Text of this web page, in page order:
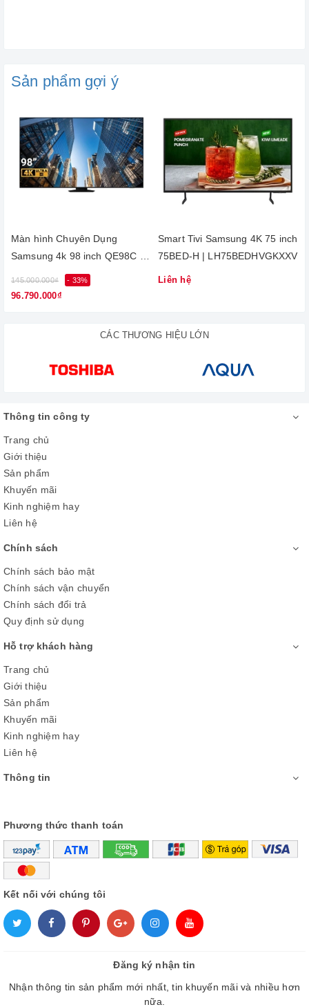
1. Chế Độ Art Mode
thuật lên Q68R, ngay cả khi TV đang tắt.
2. Art Store
Đắm chìm trong kho tác phẩm nghệ thuật danh tiếng, luôn có
sẵn trên Art Store của Samsung QLED TV Q68R.
Phát triển độc quyền bởi Samsung, công nghệ Quantum Dot
tái tạo hoàn hảo 100% dải sắc màu rực rỡ, cho mọi khung hình
Sản phẩm gợi ý
Màn hình Chuyên Dụng
Samsung 4k 98 inch QE98C |
LH98QECELGCXXV
145.000.000₫ - 33%
96.790.000₫
Smart Tivi Samsung 4K 75 inch
75BED-H | LH75BEDHVGKXXV
Liên hệ
CÁC THƯƠNG HIỆU LỚN
Thông tin công ty
Trang chủ
Giới thiệu
Sản phẩm
Khuyến mãi
Kinh nghiệm hay
Liên hệ
Chính sách
Chính sách bảo mật
Chính sách vận chuyển
Chính sách đổi trả
Quy định sử dụng
Hỗ trợ khách hàng
Trang chủ
Giới thiệu
Sản phẩm
Khuyến mãi
Kinh nghiệm hay
Liên hệ
Thông tin
Phương thức thanh toán
Kết nối với chúng tôi
Đăng ký nhận tin
Nhận thông tin sản phẩm mới nhất, tin khuyến mãi và nhiều hơn
nữa.